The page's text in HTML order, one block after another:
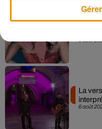
6 août
La